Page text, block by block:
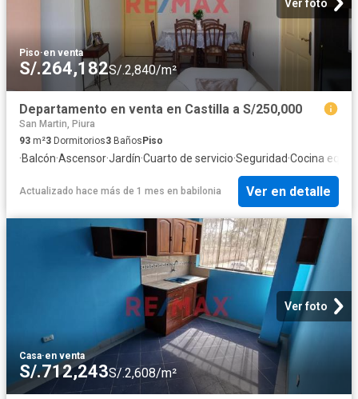
Ver foto
Piso·en venta
S/.264,182S/.2,840/m²
Departamento en venta en Castilla a S/250,000
San Martin, Piura
93 m²3 Dormitorios3 Baños Piso
·Balcón·Ascensor·Jardín·Cuarto de servicio·Seguridad·Cocina
Actualizado hace más de 1 mes en babilonia Ver en detalle
Ver foto
Casa·en venta
S/.712,243S/.2,608/m²